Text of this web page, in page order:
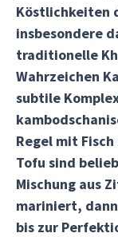
Köstlichkeiten
insbesondere
traditionelle
Wahrzeichen
subtile
Regel mit
Tofu sind
Mischung aus
mariniert,
bis zur